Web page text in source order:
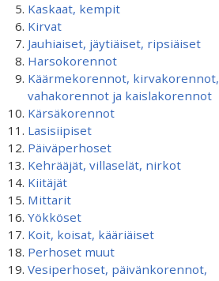
Kaskaat, kempit
Kirvat
Jauhiaiset, jäytiäiset, ripsiäiset
Harsokorennot
Käärmekorennot, kirvakorennot,
vahakorennot ja kaislakorennot
Kärsäkorennot
Lasisiipiset
Päiväperhoset
Kehrääjät, villaselät, nirkot
Kiitäjät
Mittarit
Yökköset
Koit, koisat, kääriäiset
Perhoset muut
Vesiperhoset, päivänkorennot,